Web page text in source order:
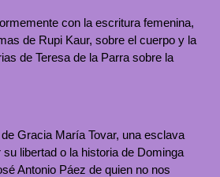
con la escritura femenina,
de Rupi Kaur, sobre el cuerpo y la
de Teresa de la Parra sobre la
Gracia María Tovar, una esclava
su libertad o la historia de Dominga
Antonio Páez de quien no nos